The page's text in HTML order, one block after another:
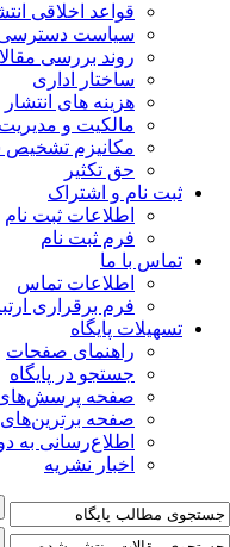
قواعد اخلاقی
سیاست دسترسی
روند بررسی
ساختار اداری
هزینه های انتشار
مالکیت و مدیریت
ﻣﮑﺎﻧﯿﺰم
حق تکثیر
ثبت نام و اشتراک
اطلاعات ثبت نام
فرم ثبت نام
تماس با ما
اطلاعات تماس
فرم برقراری
تسهیلات پایگاه
راهنمای صفحات
جستجو در پایگاه
صفحه پرسش‌های
صفحه برترین‌های
اطلاع‌رسانی به
اخبار نشریه